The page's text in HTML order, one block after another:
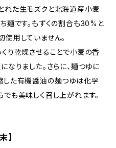
れた生モズクと北海道産小麦
麺です。もずくの割合も30%と
用していません。
り乾燥させることで小麦の香
なりました。さらに、麺つゆに
した有機醤油の麺つゆは化学
も美味しく召し上がれます。
】